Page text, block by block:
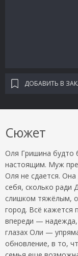
ДОБАВИТЬ В
Сюжет
Оля Гришина будто
настоящим. Муж
Оля не сдается.
себя, сколько ради
слишком тяжёлым,
город. Всё кажется
впереди — надежда,
глазах Оли —
обновление, в то,